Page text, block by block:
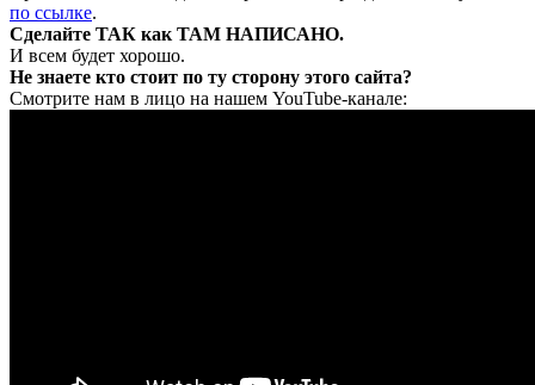
по ссылке.
Сделайте ТАК как ТАМ НАПИСАНО.
И всем будет хорошо.
Не знаете кто стоит по ту сторону этого сайта?
Смотрите нам в лицо на нашем YouTube-канале: